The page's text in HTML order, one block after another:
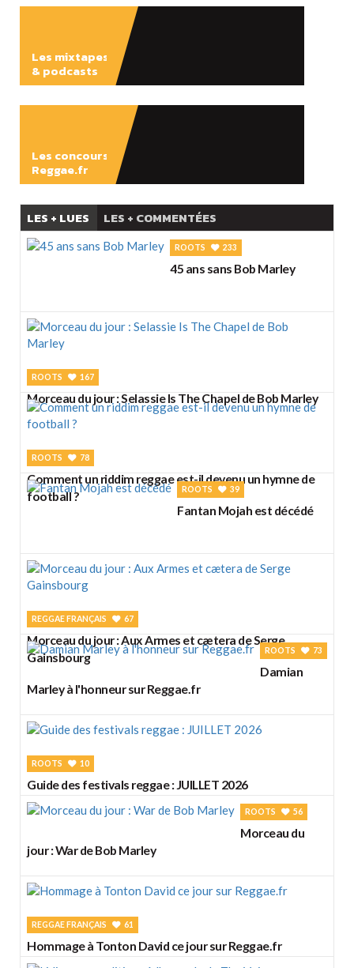
Les mixtapes
& podcasts
Les concours
Reggae.fr
LES + LUES LES + COMMENTÉES
ROOTS 233
45 ans sans Bob Marley
ROOTS 167
Morceau du jour : Selassie Is The Chapel de Bob Marley
ROOTS 78
Comment un riddim reggae est-il devenu un hymne de
football ?
ROOTS 39
Fantan Mojah est décédé
REGGAE FRANÇAIS 67
Morceau du jour : Aux Armes et cætera de Serge
Gainsbourg
ROOTS 73
Damian
Marley à l'honneur sur Reggae.fr
ROOTS 10
Guide des festivals reggae : JUILLET 2026
ROOTS 56
Morceau du
jour : War de Bob Marley
REGGAE FRANÇAIS 61
Hommage à Tonton David ce jour sur Reggae.fr